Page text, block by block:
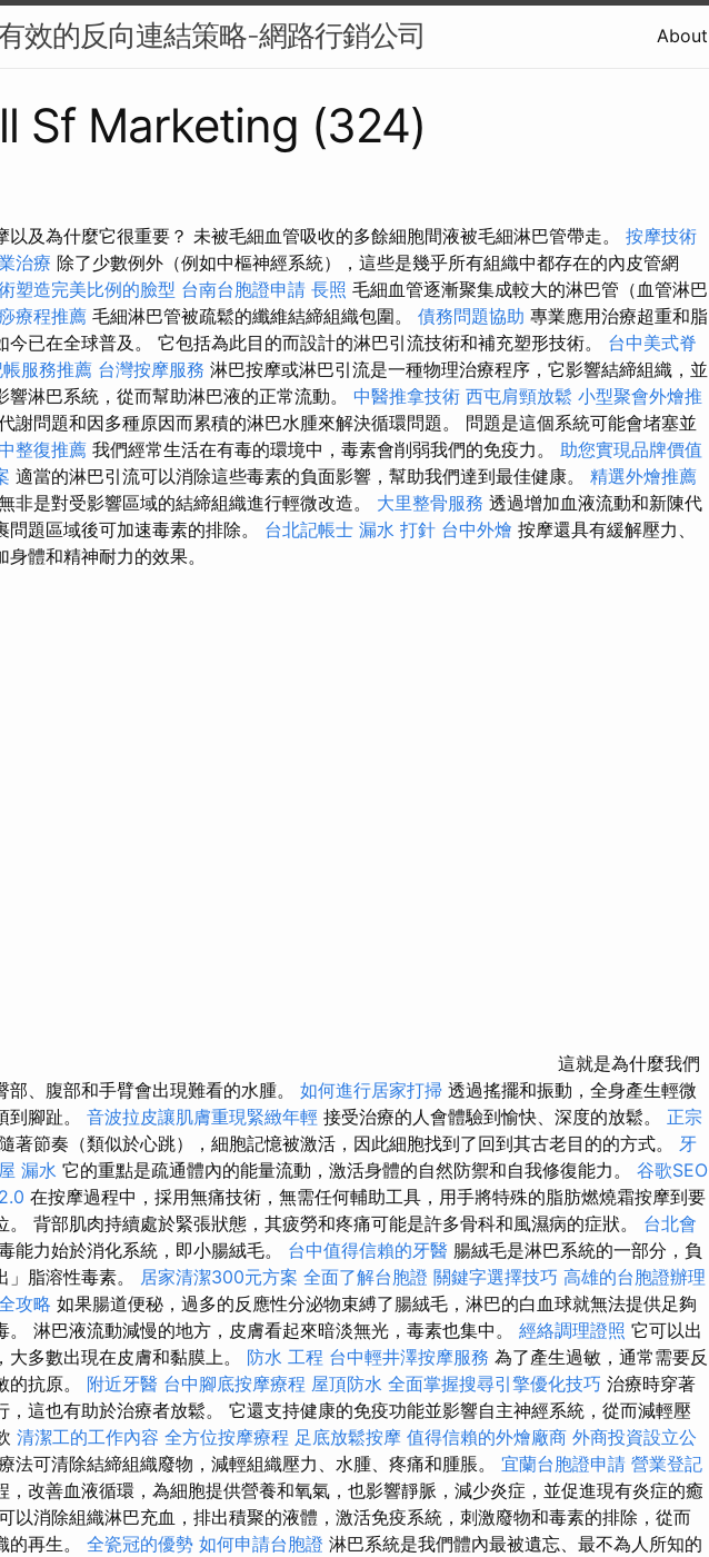
效的反向連結策略-網路行銷公司 About
Sf Marketing (324)
以及為什麼它很重要？ 未被毛細血管吸收的多餘細胞間液被毛細淋巴管帶走。 按摩技術
治療 除了少數例外（例如中樞神經系統），這些是幾乎所有組織中都存在的內皮管網
塑造完美比例的臉型 台南台胞證申請 長照 毛細血管逐漸聚集成較大的淋巴管（血管淋巴
療程推薦 毛細淋巴管被疏鬆的纖維結締組織包圍。 債務問題協助 專業應用治療超重和脂
今已在全球普及。 它包括為此目的而設計的淋巴引流技術和補充塑形技術。 台中美式脊
服務推薦 台灣按摩服務 淋巴按摩或淋巴引流是一種物理治療程序，它影響結締組織，並
響淋巴系統，從而幫助淋巴液的正常流動。 中醫推拿技術 西屯肩頸放鬆 小型聚會外燴推
謝問題和因多種原因而累積的淋巴水腫來解決循環問題。 問題是這個系統可能會堵塞並
整復推薦 我們經常生活在有毒的環境中，毒素會削弱我們的免疫力。 助您實現品牌價值
適當的淋巴引流可以消除這些毒素的負面影響，幫助我們達到最佳健康。 精選外燴推薦
非是對受影響區域的結締組織進行輕微改造。 大里整骨服務 透過增加血液流動和新陳代
問題區域後可加速毒素的排除。 台北記帳士 漏水 打針 台中外燴 按摩還具有緩解壓力、
體和精神耐力的效果。
這就是為什麼我們
部、腹部和手臂會出現難看的水腫。 如何進行居家打掃 透過搖擺和振動，全身產生輕微
到腳趾。 音波拉皮讓肌膚重現緊緻年輕 接受治療的人會體驗到愉快、深度的放鬆。 正宗
著節奏（類似於心跳），細胞記憶被激活，因此細胞找到了回到其古老目的的方式。 牙
漏水 它的重點是疏通體內的能量流動，激活身體的自然防禦和自我修復能力。 谷歌SEO
在按摩過程中，採用無痛技術，無需任何輔助工具，用手將特殊的脂肪燃燒霜按摩到要
。 背部肌肉持續處於緊張狀態，其疲勞和疼痛可能是許多骨科和風濕病的症狀。 台北會
能力始於消化系統，即小腸絨毛。 台中值得信賴的牙醫 腸絨毛是淋巴系統的一部分，負
」脂溶性毒素。 居家清潔300元方案 全面了解台胞證 關鍵字選擇技巧 高雄的台胞證辦理
攻略 如果腸道便秘，過多的反應性分泌物束縛了腸絨毛，淋巴的白血球就無法提供足夠
。 淋巴液流動減慢的地方，皮膚看起來暗淡無光，毒素也集中。 經絡調理證照 它可以出
大多數出現在皮膚和黏膜上。 防水 工程 台中輕井澤按摩服務 為了產生過敏，通常需要反
的抗原。 附近牙醫 台中腳底按摩療程 屋頂防水 全面掌握搜尋引擎優化技巧 治療時穿著
，這也有助於治療者放鬆。 它還支持健康的免疫功能並影響自主神經系統，從而減輕壓
清潔工的工作內容 全方位按摩療程 足底放鬆按摩 值得信賴的外燴廠商 外商投資設立公
法可清除結締組織廢物，減輕組織壓力、水腫、疼痛和腫脹。 宜蘭台胞證申請 營業登記
，改善血液循環，為細胞提供營養和氧氣，也影響靜脈，減少炎症，並促進現有炎症的癒
以消除組織淋巴充血，排出積聚的液體，激活免疫系統，刺激廢物和毒素的排除，從而
的再生。 全瓷冠的優勢 如何申請台胞證 淋巴系統是我們體內最被遺忘、最不為人所知的